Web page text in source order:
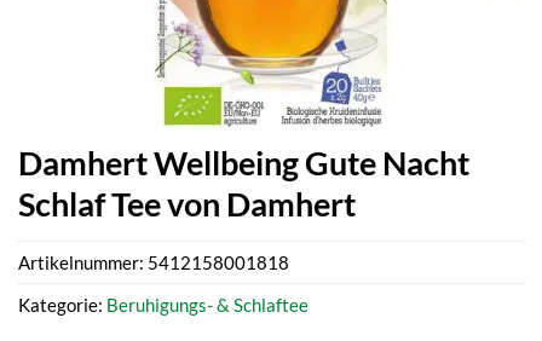
Damhert Wellbeing Gute Nacht
Schlaf Tee von Damhert
Artikelnummer: 5412158001818
Kategorie: Beruhigungs- & Schlaftee